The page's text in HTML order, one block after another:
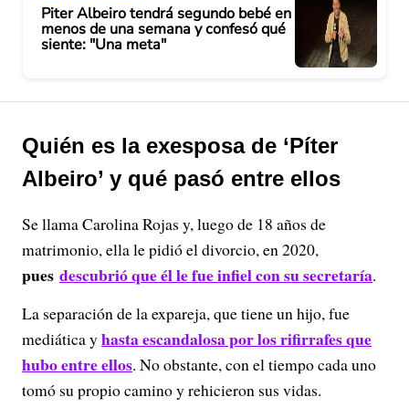
Piter Albeiro tendrá segundo bebé en
menos de una semana y confesó qué
siente: "Una meta"
Quién es la exesposa de ‘Píter
Albeiro’ y qué pasó entre ellos
Se llama Carolina Rojas y, luego de 18 años de
matrimonio, ella le pidió el divorcio, en 2020,
pues descubrió que él le fue infiel con su secretaría.
La separación de la expareja, que tiene un hijo, fue
mediática yhasta escandalosa por los rifirrafes que
hubo entre ellos. No obstante, con el tiempo cada uno
tomó su propio camino y rehicieron sus vidas.